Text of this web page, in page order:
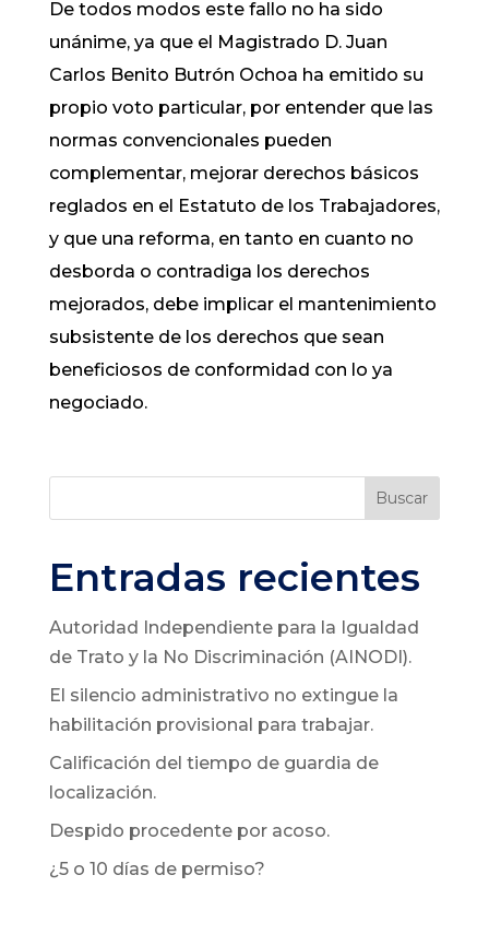
De todos modos este fallo no ha sido
unánime, ya que el Magistrado D. Juan
Carlos Benito Butrón Ochoa ha emitido su
propio voto particular, por entender que las
normas convencionales pueden
complementar, mejorar derechos básicos
reglados en el Estatuto de los Trabajadores,
y que una reforma, en tanto en cuanto no
desborda o contradiga los derechos
mejorados, debe implicar el mantenimiento
subsistente de los derechos que sean
beneficiosos de conformidad con lo ya
negociado.
Buscar
Entradas recientes
Autoridad Independiente para la Igualdad
de Trato y la No Discriminación (AINODI).
El silencio administrativo no extingue la
habilitación provisional para trabajar.
Calificación del tiempo de guardia de
localización.
Despido procedente por acoso.
¿5 o 10 días de permiso?